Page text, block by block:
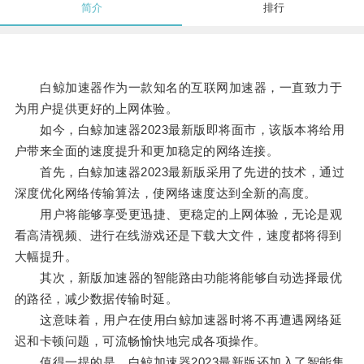
简介 排行
白鲸加速器作为一款知名的互联网加速器，一直致力于
为用户提供更好的上网体验。
如今，白鲸加速器2023最新版即将面市，该版本将给用
户带来全面的速度提升和更加稳定的网络连接。
首先，白鲸加速器2023最新版采用了先进的技术，通过
深度优化网络传输算法，使网络速度达到全新的高度。
用户将能够享受更迅捷、更稳定的上网体验，无论是观
看高清视频、进行在线游戏还是下载大文件，速度都将得到
大幅提升。
其次，新版加速器的智能路由功能将能够自动选择最优
的路径，减少数据传输时延。
这意味着，用户在使用白鲸加速器时将不再遭遇网络延
迟和卡顿问题，可流畅愉快地完成各项操作。